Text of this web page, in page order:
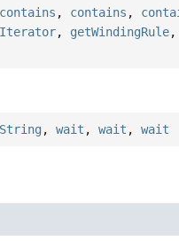
contains , contains ,
, getWindingRule,
,wait ,wait ,wait